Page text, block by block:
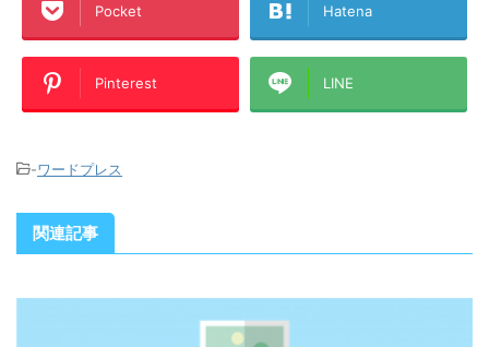
Pocket Hatena
Pinterest LINE
-ワードプレス
関連記事